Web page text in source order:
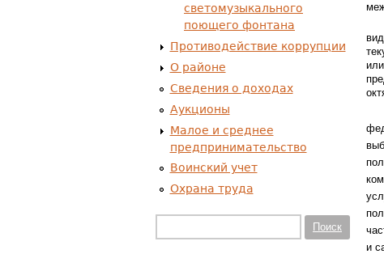
и
светомузыкального
поющего фонтана
Противодействие коррупции
О районе
Сведения о доходах
Аукционы
Малое и среднее
предпринимательство
Воинский учет
Охрана труда
Поиск